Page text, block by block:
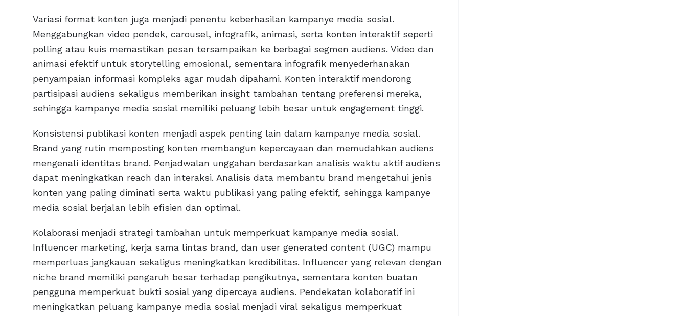
Variasi format konten juga menjadi penentu keberhasilan kampanye media sosial.
Menggabungkan video pendek, carousel, infografik, animasi, serta konten interaktif seperti
polling atau kuis memastikan pesan tersampaikan ke berbagai segmen audiens. Video dan
animasi efektif untuk storytelling emosional, sementara infografik menyederhanakan
penyampaian informasi kompleks agar mudah dipahami. Konten interaktif mendorong
partisipasi audiens sekaligus memberikan insight tambahan tentang preferensi mereka,
sehingga kampanye media sosial memiliki peluang lebih besar untuk engagement tinggi.
Konsistensi publikasi konten menjadi aspek penting lain dalam kampanye media sosial.
Brand yang rutin memposting konten membangun kepercayaan dan memudahkan audiens
mengenali identitas brand. Penjadwalan unggahan berdasarkan analisis waktu aktif audiens
dapat meningkatkan reach dan interaksi. Analisis data membantu brand mengetahui jenis
konten yang paling diminati serta waktu publikasi yang paling efektif, sehingga kampanye
media sosial berjalan lebih efisien dan optimal.
Kolaborasi menjadi strategi tambahan untuk memperkuat kampanye media sosial.
Influencer marketing, kerja sama lintas brand, dan user generated content (UGC) mampu
memperluas jangkauan sekaligus meningkatkan kredibilitas. Influencer yang relevan dengan
niche brand memiliki pengaruh besar terhadap pengikutnya, sementara konten buatan
pengguna memperkuat bukti sosial yang dipercaya audiens. Pendekatan kolaboratif ini
meningkatkan peluang kampanye media sosial menjadi viral sekaligus memperkuat